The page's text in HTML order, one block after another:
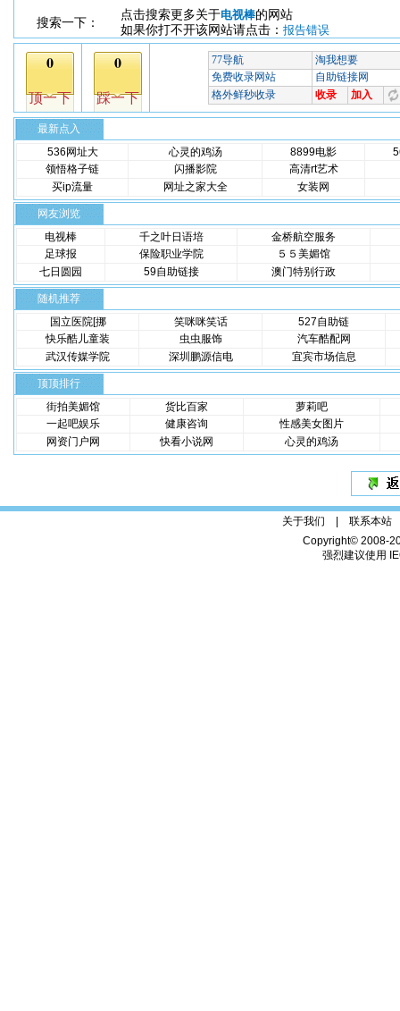
搜索一下：
点击搜索更多关于电视棒的网站
如果你打不开该网站请点击： 报告错误
最新点入
536网址大
心灵的鸡汤 8899电影
领悟格子链
闪播影院
高清rt艺术
买ip流量
网址之家大全 女装网
网友浏览
电视棒
千之叶日语培
金桥航空服务
足球报
保险职业学院
５５美媚馆
七日圆园
59自助链接 澳门特别行政
随机推荐
国立医院[挪
笑咪咪笑话
527自助链
快乐酷儿童装
虫虫服饰
汽车酷配网
武汉传媒学院
深圳鹏源信电 宜宾市场信息
顶顶排行
街拍美媚馆
货比百家
萝莉吧
一起吧娱乐
健康咨询
性感美女图片
网资门户网
快看小说网 心灵的鸡汤
关于我们 | 联系本站
Copyright© 2008-
强烈建议使用